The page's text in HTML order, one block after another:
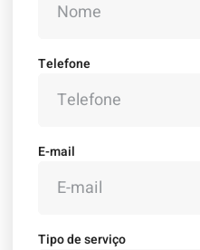
Telefone
E-mail
Tipo de serviço